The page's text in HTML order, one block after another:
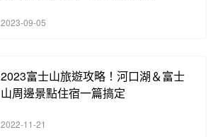
2023-09-05
2023富士山旅遊攻略！河口湖＆富士
山周邊景點住宿一篇搞定
2022-11-21